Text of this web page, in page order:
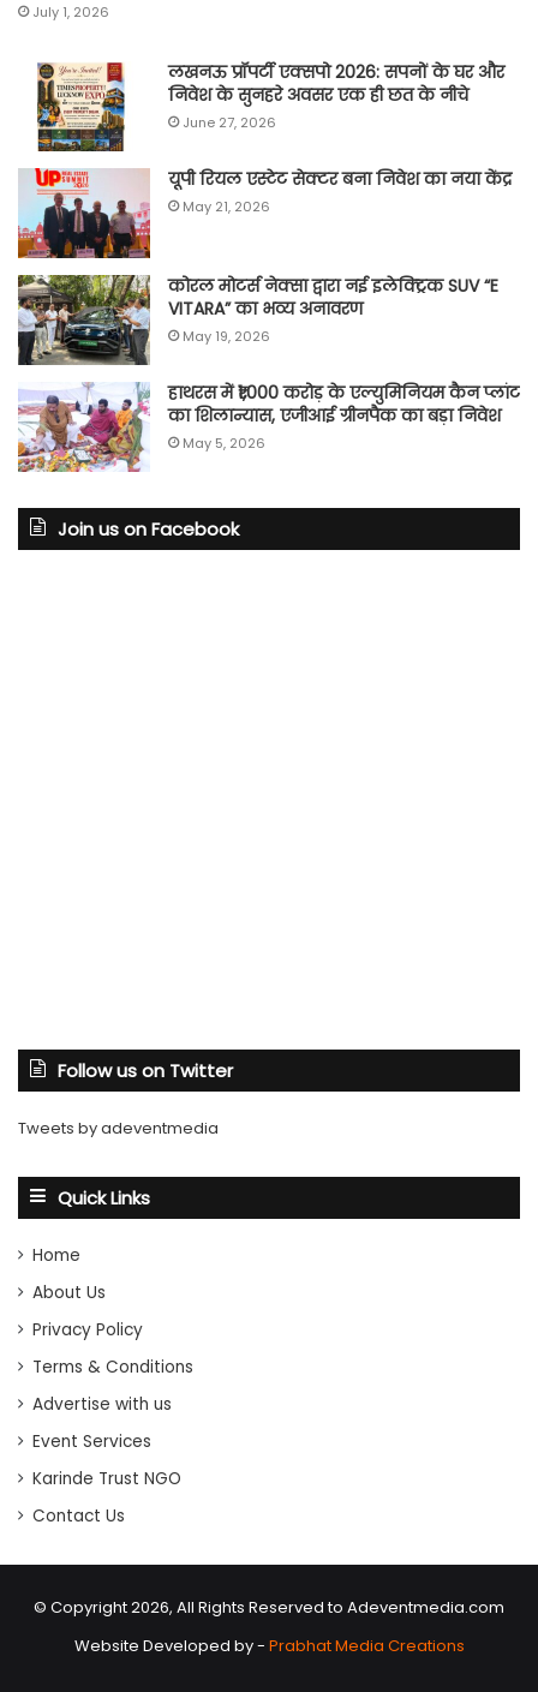
July 1, 2026
लखनऊ प्रॉपर्टी एक्सपो 2026: सपनों के घर और
निवेश के सुनहरे अवसर एक ही छत के नीचे
June 27, 2026
यूपी रियल एस्टेट सेक्टर बना निवेश का नया केंद्र
May 21, 2026
कोरल मोटर्स नेक्सा द्वारा नई इलेक्ट्रिक SUV “E
VITARA” का भव्य अनावरण
May 19, 2026
हाथरस में ₹1,000 करोड़ के एल्युमिनियम कैन प्लांट
का शिलान्यास, एजीआई ग्रीनपैक का बड़ा निवेश
May 5, 2026
Join us on Facebook
Follow us on Twitter
Tweets by adeventmedia
Quick Links
Home
About Us
Privacy Policy
Terms & Conditions
Advertise with us
Event Services
Karinde Trust NGO
Contact Us
© Copyright 2026, All Rights Reserved to Adeventmedia.com
Website Developed by - Prabhat Media Creations